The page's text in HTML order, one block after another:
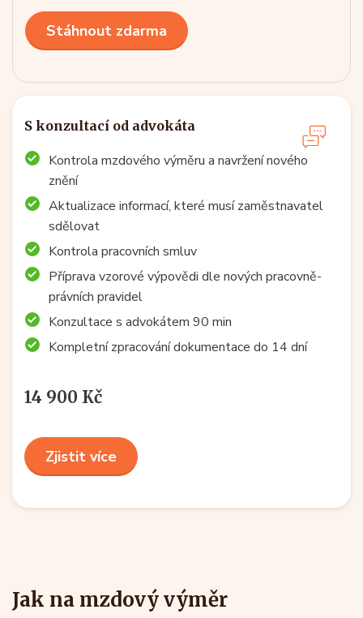
Stáhnout zdarma
S konzultací od advokáta
Kontrola mzdového výměru a navržení nového
znění
Aktualizace informací, které musí zaměstnavatel
sdělovat
Kontrola pracovních smluv
Příprava vzorové výpovědi dle nových pracovně-
právních pravidel
Konzultace s advokátem 90 min
Kompletní zpracování dokumentace do 14 dní
14 900 Kč
Zjistit více
Jak na mzdový výměr